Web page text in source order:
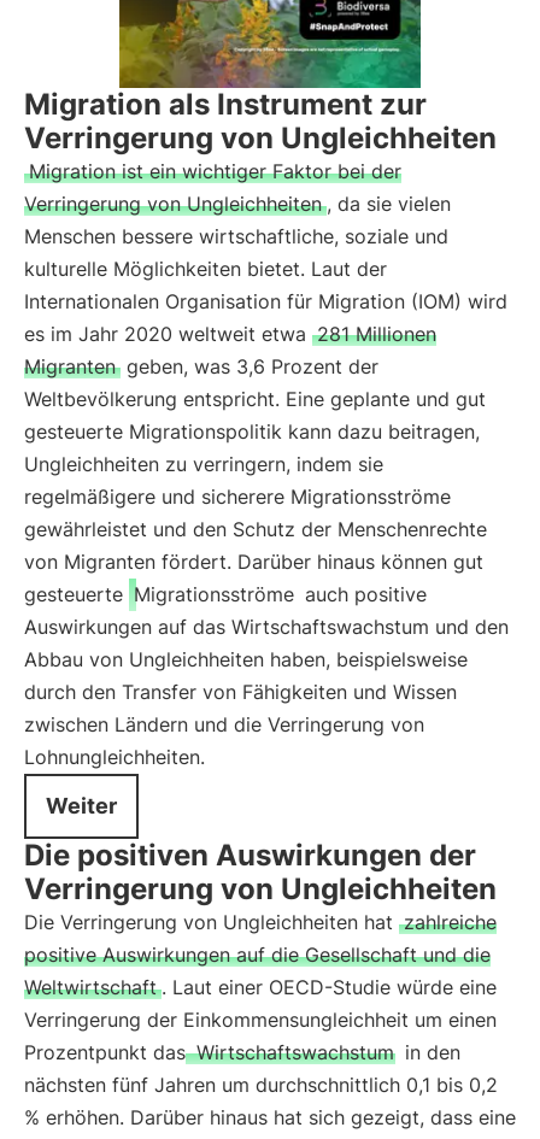
Migration als Instrument zur
Verringerung von Ungleichheiten
Migration ist ein wichtiger Faktor bei der
Verringerung von Ungleichheiten , da sie vielen
Menschen bessere wirtschaftliche, soziale und
kulturelle Möglichkeiten bietet. Laut der
Internationalen Organisation für Migration (IOM) wird
es im Jahr 2020 weltweit etwa 281 Millionen
Migranten geben, was 3,6 Prozent der
Weltbevölkerung entspricht. Eine geplante und gut
gesteuerte Migrationspolitik kann dazu beitragen,
Ungleichheiten zu verringern, indem sie
regelmäßigere und sicherere Migrationsströme
gewährleistet und den Schutz der Menschenrechte
von Migranten fördert. Darüber hinaus können gut
gesteuerte Migrationsströme auch positive
Auswirkungen auf das Wirtschaftswachstum und den
Abbau von Ungleichheiten haben, beispielsweise
durch den Transfer von Fähigkeiten und Wissen
zwischen Ländern und die Verringerung von
Lohnungleichheiten.
Weiter
Die positiven Auswirkungen der
Verringerung von Ungleichheiten
Die Verringerung von Ungleichheiten hat zahlreiche
positive Auswirkungen auf die Gesellschaft und die
Weltwirtschaft . Laut einer OECD-Studie würde eine
Verringerung der Einkommensungleichheit um einen
Prozentpunkt das Wirtschaftswachstum in den
nächsten fünf Jahren um durchschnittlich 0,1 bis 0,2
% erhöhen. Darüber hinaus hat sich gezeigt, dass eine